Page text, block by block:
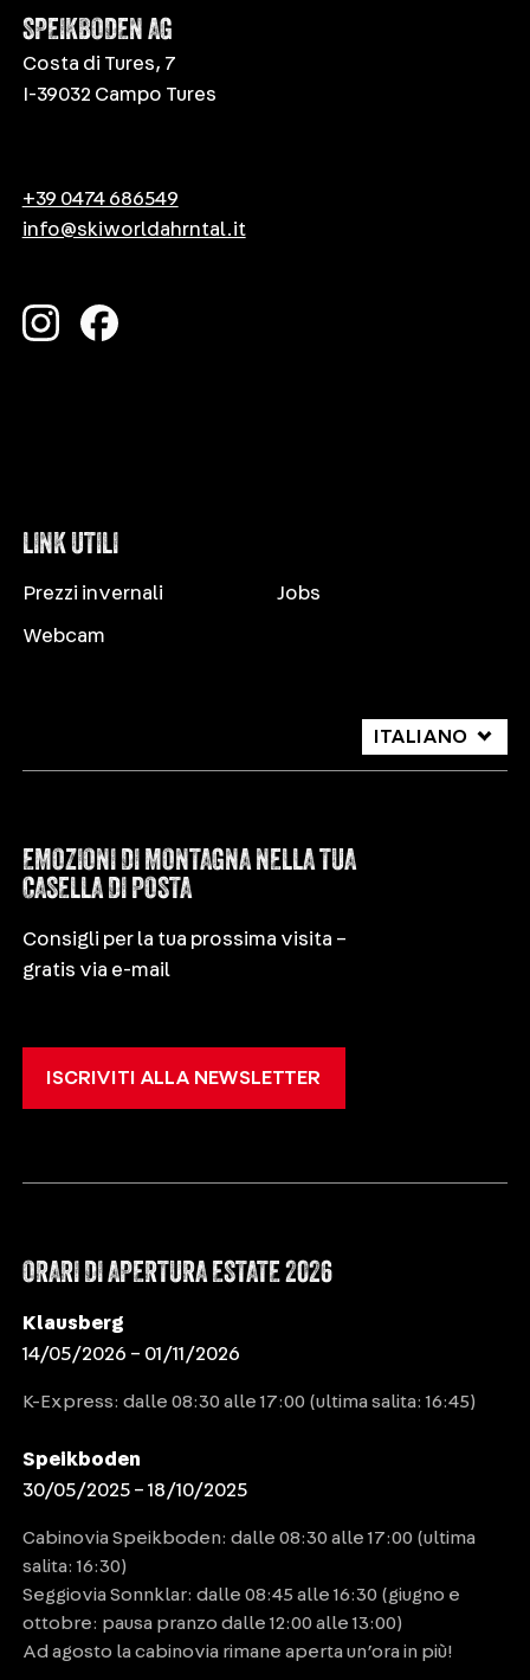
SPEIKBODEN AG
Costa di Tures, 7
I-39032 Campo Tures
+39 0474 686549
info@skiworldahrntal.it
LINK UTILI
Prezzi invernali
Webcam
Jobs
ITALIANO
DEUTSCH
EMOZIONI DI MONTAGNA NELLA TUA
CASELLA DI POSTA
Consigli per la tua prossima visita –
gratis via e-mail
ISCRIVITI ALLA NEWSLETTER
ORARI DI APERTURA ESTATE 2026
Klausberg
14/05/2026 – 01/11/2026
K-Express: dalle 08:30 alle 17:00 (ultima salita: 16:45)
Speikboden
30/05/2025 – 18/10/2025
Cabinovia Speikboden: dalle 08:30 alle 17:00 (ultima
salita: 16:30)
Seggiovia Sonnklar: dalle 08:45 alle 16:30 (giugno e
ottobre: pausa pranzo dalle 12:00 alle 13:00)
Ad agosto la cabinovia rimane aperta un’ora in più!